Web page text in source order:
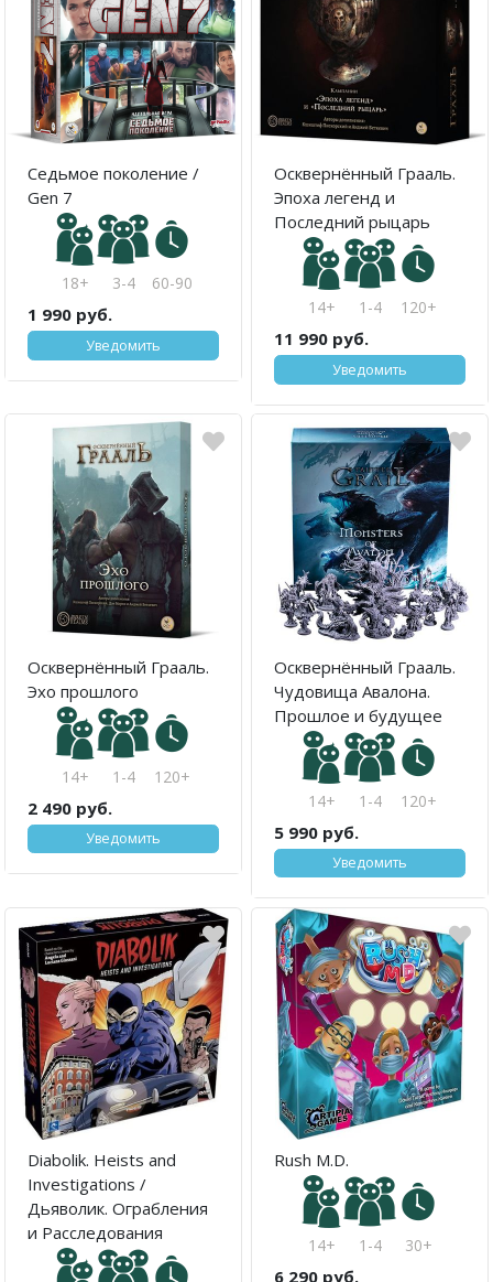
Седьмое поколение /
Gen 7
18+ 3-4 60-90
1 990 руб.
Уведомить
Осквернённый Грааль.
Эпоха легенд и
Последний рыцарь
14+ 1-4 120+
11 990 руб.
Уведомить
Осквернённый Грааль.
Эхо прошлого
14+ 1-4 120+
2 490 руб.
Уведомить
Осквернённый Грааль.
Чудовища Авалона.
Прошлое и будущее
14+ 1-4 120+
5 990 руб.
Уведомить
Diabolik. Heists and
Investigations /
Дьяволик. Ограбления
и Расследования
Rush M.D.
14+ 1-4 30+
6 290 руб.